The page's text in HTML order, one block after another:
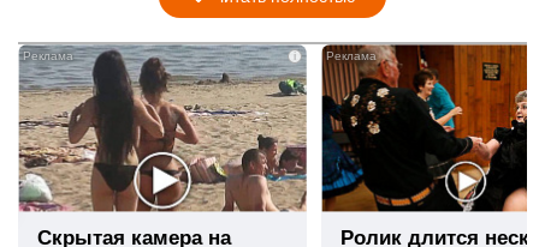
i
Скрытая камера на
Ролик длится